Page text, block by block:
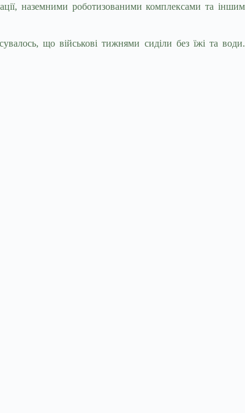
наземними роботизованими комплексами та іншим
що військові тижнями сиділи без їжі та води.